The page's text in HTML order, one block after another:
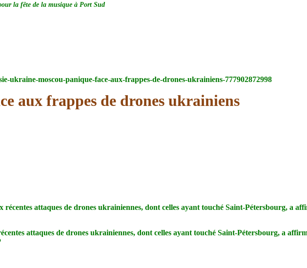
la fête de la musique à Port Sud
ukraine-moscou-panique-face-aux-frappes-de-drones-ukrainiens-777902872998
aux frappes de drones ukrainiens
attaques de drones ukrainiennes, dont celles ayant touché Saint-Pétersbourg, a